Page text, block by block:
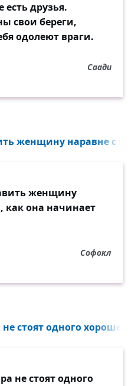
есть друзья.
свои береги,
одолеют враги.
Саади
женщину наравне с
женщину
как она начинает
Софокл
стоят одного хорошего
не стоят одного